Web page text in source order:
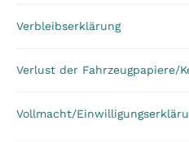
Verbleibserklärung
Verlust der Fahrzeugpapiere/
Vollmacht/